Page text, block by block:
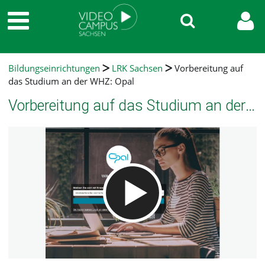
Bildungseinrichtungen LRK Sachsen
Vorbereitung auf
das Studium an der WHZ: Opal
Vorbereitung auf das Studium an der WHZ: Opal